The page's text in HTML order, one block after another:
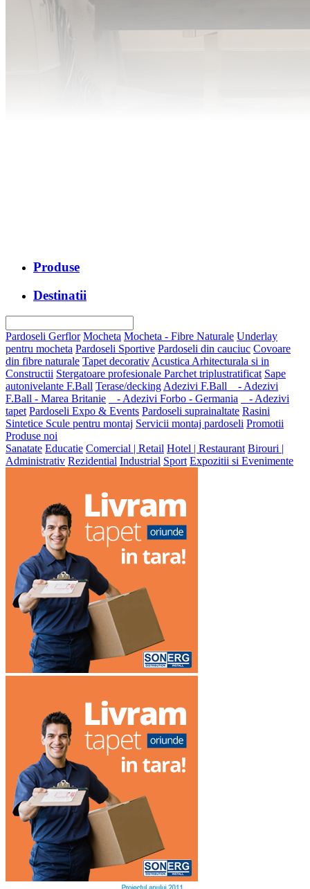
Produse
Destinatii
Pardoseli Gerflor Mocheta Mocheta - Fibre Naturale Underlay
pentru mocheta Pardoseli Sportive Pardoseli din cauciuc Covoare
din fibre naturale Tapet decorativAcustica Arhitecturala si in
Constructii Stergatoare profesionale Parchet triplustratificat Sape
autonivelante F.Ball Terase/deckingAdezivi F.Ball
- Adezivi
F.Ball - Marea Britanie
- Adezivi Forbo - Germania
- Adezivi
tapet Pardoseli Expo & Events Pardoseli suprainaltate Rasini
Sintetice Scule pentru montaj Servicii montaj pardoseli Promotii
Produse noi
Sanatate Educatie Comercial | Retail Hotel | Restaurant Birouri |
Administrativ Rezidential Industrial Sport Expozitii si Evenimente